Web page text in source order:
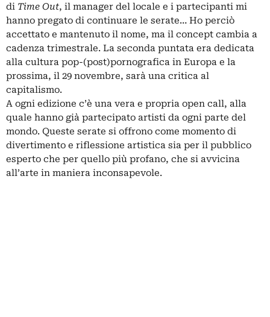
di Time Out, il manager del locale e i partecipanti mi
hanno pregato di continuare le serate… Ho perciò
accettato e mantenuto il nome, ma il concept cambia a
cadenza trimestrale. La seconda puntata era dedicata
alla cultura pop-(post)pornografica in Europa e la
prossima, il 29 novembre, sarà una critica al
capitalismo.
A ogni edizione c’è una vera e propria open call, alla
quale hanno già partecipato artisti da ogni parte del
mondo. Queste serate si offrono come momento di
divertimento e riflessione artistica sia per il pubblico
esperto che per quello più profano, che si avvicina
all’arte in maniera inconsapevole.